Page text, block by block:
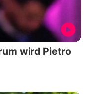
wird Pietro